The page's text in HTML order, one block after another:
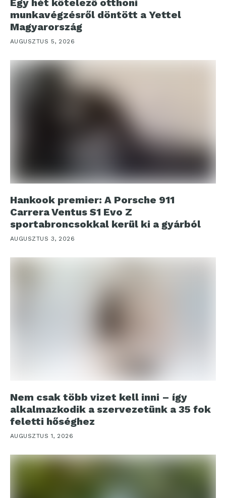
Egy hét kötelező otthoni
munkavégzésről döntött a Yettel
Magyarország
AUGUSZTUS 5, 2026
Hankook premier: A Porsche 911
Carrera Ventus S1 Evo Z
sportabroncsokkal kerül ki a gyárból
AUGUSZTUS 3, 2026
Nem csak több vizet kell inni – így
alkalmazkodik a szervezetünk a 35 fok
feletti hőséghez
AUGUSZTUS 1, 2026